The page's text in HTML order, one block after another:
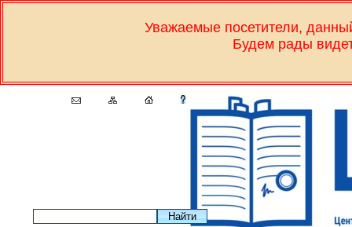
Уважаемые посетители,
Будем рады